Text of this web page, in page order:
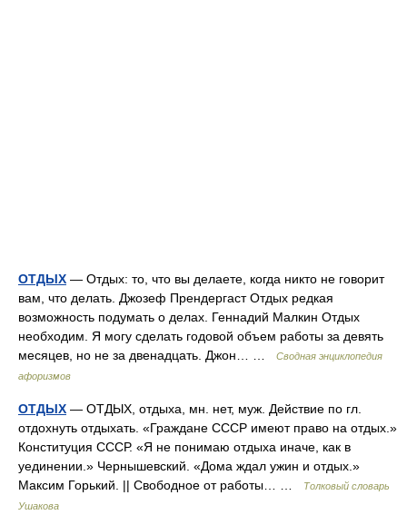
ОТДЫХ — Отдых: то, что вы делаете, когда никто не говорит
вам, что делать. Джозеф Прендергаст Отдых редкая
возможность подумать о делах. Геннадий Малкин Отдых
необходим. Я могу сделать годовой объем работы за девять
месяцев, но не за двенадцать. Джон… …
Сводная энциклопедия
афоризмов
ОТДЫХ — ОТДЫХ, отдыха, мн. нет, муж. Действие по гл.
отдохнуть отдыхать. «Граждане СССР имеют право на отдых.»
Конституция СССР. «Я не понимаю отдыха иначе, как в
уединении.» Чернышевский. «Дома ждал ужин и отдых.»
Максим Горький. || Свободное от работы… …
Толковый словарь
Ушакова